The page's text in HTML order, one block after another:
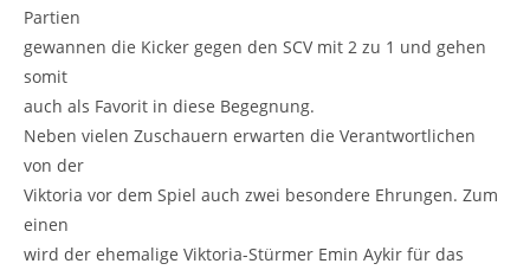
Partien
gewannen die Kicker gegen den SCV mit 2 zu 1 und gehen
somit
auch als Favorit in diese Begegnung.
Neben vielen Zuschauern erwarten die Verantwortlichen
von der
Viktoria vor dem Spiel auch zwei besondere Ehrungen. Zum
einen
wird der ehemalige Viktoria-Stürmer Emin Aykir für das